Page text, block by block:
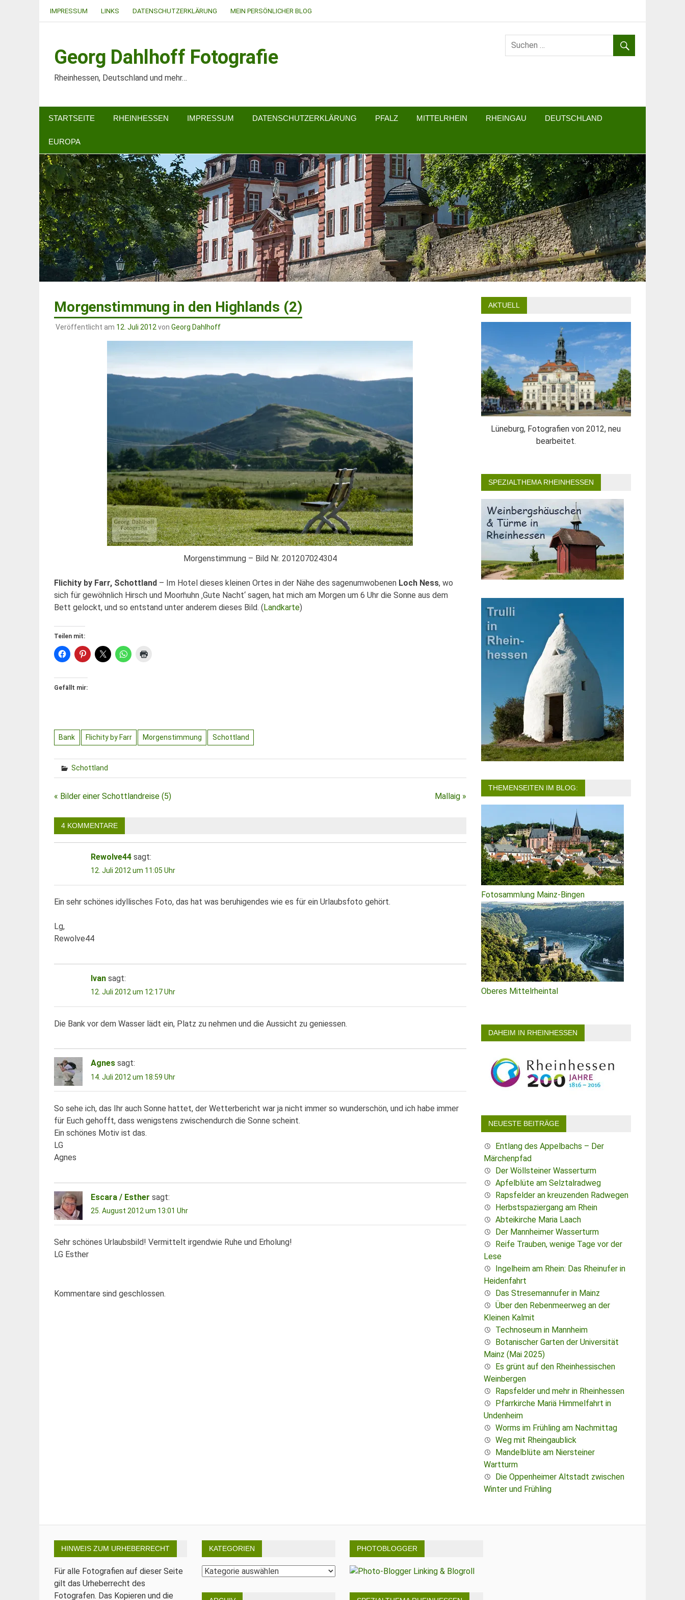
IMPRESSUM LINKS DATENSCHUTZERKLÄRUNG MEIN PERSÖNLICHER BLOG
Georg Dahlhoff Fotografie
Rheinhessen, Deutschland und mehr…
STARTSEITE RHEINHESSEN IMPRESSUM DATENSCHUTZERKLÄRUNG PFALZ MITTELRHEIN RHEINGAU DEUTSCHLAND
EUROPA
Morgenstimmung in den Highlands (2)
Veröffentlicht am 12. Juli 2012 von Georg Dahlhoff
Morgenstimmung – Bild Nr. 201207024304
Flichity by Farr, Schottland– Im Hotel dieses kleinen Ortes in der Nähe des sagenumwobenen Loch Ness, wo
sich für gewöhnlich Hirsch und Moorhuhn ‚Gute Nacht‘ sagen, hat mich am Morgen um 6 Uhr die Sonne aus dem
Bett gelockt, und so entstand unter anderem dieses Bild. (Landkarte)
Teilen mit:
Gefällt mir:
Bank Flichity by Farr Morgenstimmung Schottland
Schottland
Beitragsnavigation
« Bilder einer Schottlandreise (5) Mallaig »
4 KOMMENTARE
Rewolve44 sagt:
12. Juli 2012 um 11:05 Uhr
Ein sehr schönes idyllisches Foto, das hat was beruhigendes wie es für ein Urlaubsfoto gehört.
Lg,
Rewolve44
Ivan sagt:
12. Juli 2012 um 12:17 Uhr
Die Bank vor dem Wasser lädt ein, Platz zu nehmen und die Aussicht zu geniessen.
Agnes sagt:
14. Juli 2012 um 18:59 Uhr
So sehe ich, das Ihr auch Sonne hattet, der Wetterbericht war ja nicht immer so wunderschön, und ich habe immer
für Euch gehofft, dass wenigstens zwischendurch die Sonne scheint.
Ein schönes Motiv ist das.
LG
Agnes
Escara / Esther sagt:
25. August 2012 um 13:01 Uhr
Sehr schönes Urlaubsbild! Vermittelt irgendwie Ruhe und Erholung!
LG Esther
Kommentare sind geschlossen.
AKTUELL
Lüneburg, Fotografien von 2012, neu
bearbeitet.
SPEZIALTHEMA RHEINHESSEN
THEMENSEITEN IM BLOG:
Fotosammlung Mainz-Bingen
Oberes Mittelrheintal
DAHEIM IN RHEINHESSEN
NEUESTE BEITRÄGE
Entlang des Appelbachs – Der
Märchenpfad
Der Wöllsteiner Wasserturm
Apfelblüte am Selztalradweg
Rapsfelder an kreuzenden Radwegen
Herbstspaziergang am Rhein
Abteikirche Maria Laach
Der Mannheimer Wasserturm
Reife Trauben, wenige Tage vor der
Lese
Ingelheim am Rhein: Das Rheinufer in
Heidenfahrt
Das Stresemannufer in Mainz
Über den Rebenmeerweg an der
Kleinen Kalmit
Technoseum in Mannheim
Botanischer Garten der Universität
Mainz (Mai 2025)
Es grünt auf den Rheinhessischen
Weinbergen
Rapsfelder und mehr in Rheinhessen
Pfarrkirche Mariä Himmelfahrt in
Undenheim
Worms im Frühling am Nachmittag
Weg mit Rheingaublick
Mandelblüte am Niersteiner
Wartturm
Die Oppenheimer Altstadt zwischen
Winter und Frühling
HINWEIS ZUM URHEBERRECHT
Für alle Fotografien auf dieser Seite
gilt das Urheberrecht des
Fotografen. Das Kopieren und die
KATEGORIEN
Kategorien
PHOTOBLOGGER